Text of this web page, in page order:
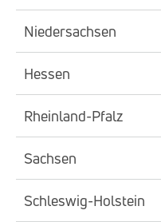
Niedersachsen
Hessen
Rheinland-Pfalz
Sachsen
Schleswig-Holstein